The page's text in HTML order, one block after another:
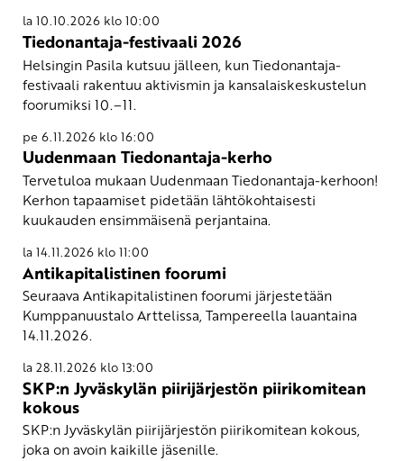
la 10.10.2026 klo 10:00
Tiedonantaja-festivaali 2026
Helsingin Pasila kutsuu jälleen, kun Tiedonantaja-
festivaali rakentuu aktivismin ja kansalaiskeskustelun
foorumiksi 10.–11.
pe 6.11.2026 klo 16:00
Uudenmaan Tiedonantaja-kerho
Tervetuloa mukaan Uudenmaan Tiedonantaja-kerhoon!
Kerhon tapaamiset pidetään lähtökohtaisesti
kuukauden ensimmäisenä perjantaina.
la 14.11.2026 klo 11:00
Antikapitalistinen foorumi
Seuraava Antikapitalistinen foorumi järjestetään
Kumppanuustalo Arttelissa, Tampereella lauantaina
14.11.2026.
la 28.11.2026 klo 13:00
SKP:n Jyväskylän piirijärjestön piirikomitean
kokous
SKP:n Jyväskylän piirijärjestön piirikomitean kokous,
joka on avoin kaikille jäsenille.